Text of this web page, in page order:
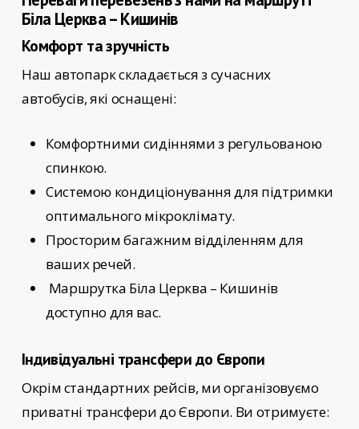
Біла Церква – Кишинів
Комфорт та зручність
Наш автопарк складається з сучасних
автобусів, які оснащені:
Комфортними сидіннями з регульованою
спинкою.
Системою кондиціонування для підтримки
оптимального мікроклімату.
Просторим багажним відділенням для
ваших речей.
Маршрутка Біла Церква – Кишинів
доступно для вас.
Індивідуальні трансфери до Європи
Окрім стандартних рейсів, ми організовуємо
приватні трансфери до Європи. Ви отримуєте: